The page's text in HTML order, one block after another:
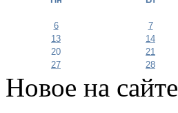
6
7
13
14
20
21
27
28
Новое на сайте